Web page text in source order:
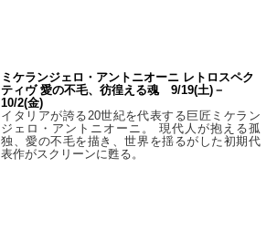
ミケランジェロ・アントニオーニ レトロスペク
ティヴ 愛の不毛、彷徨える魂 9/19(土)－
10/2(金)
イタリアが誇る20世紀を代表する巨匠ミケラン
ジェロ・アントニオーニ。 現代人が抱える孤
独、愛の不毛を描き、世界を揺るがした初期代
表作がスクリーンに甦る。